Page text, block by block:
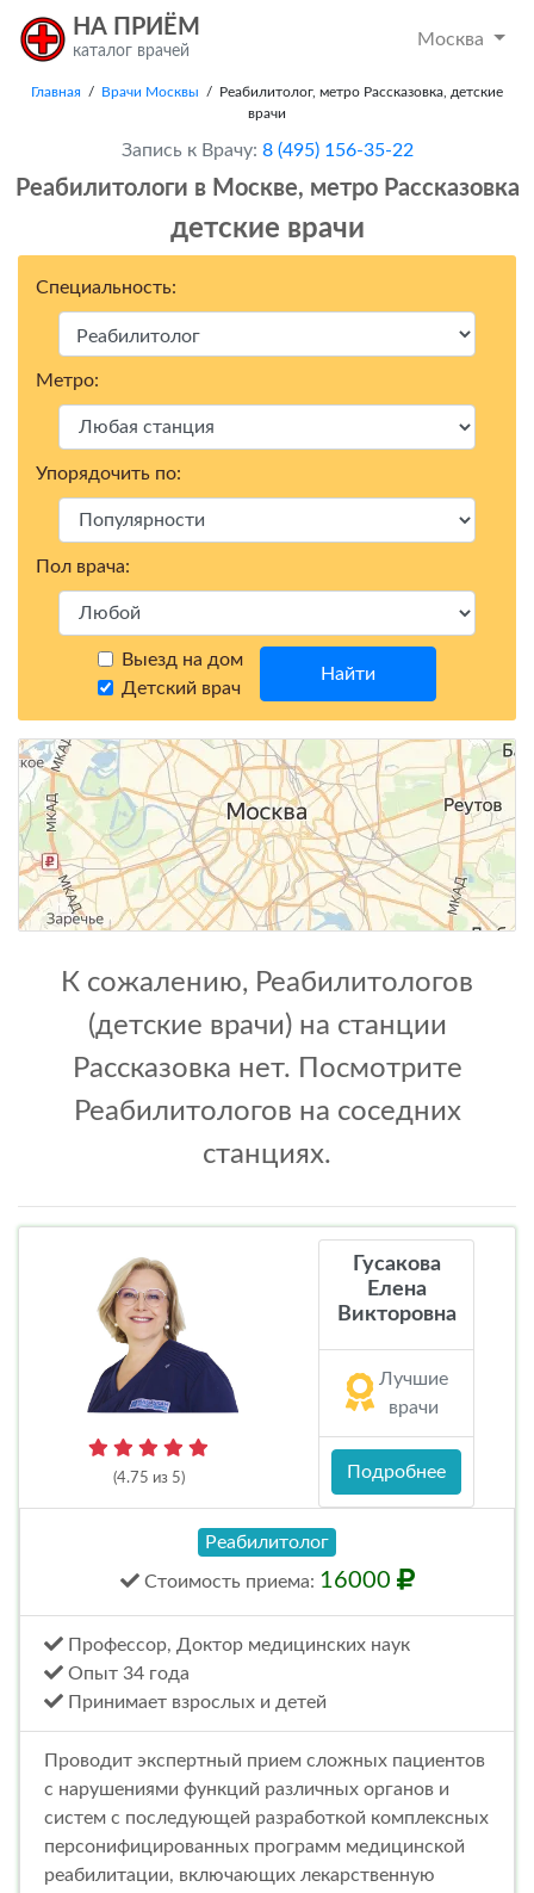
НА ПРИЁМ
каталог врачей
Москва
Главная / Врачи Москвы / Реабилитолог, метро Рассказовка, детские
врачи
Запись к Врачу: 8 (495) 156-35-22
Реабилитологи в Москвe, метро Рассказовка
детские врачи
Специальность:
Метро:
Упорядочить по:
Пол врача:
Выезд на дом
Детский врач
Найти
К сожалению, Реабилитологов
(детские врачи) на станции
Рассказовка нет. Посмотрите
Реабилитологов на соседних
станциях.
(4.75 из 5)
Гусакова
Елена
Викторовна
Лучшие
врачи
Подробнее
Реабилитолог
Стоимость приема: 16000
Профессор, Доктор медицинских наук
Опыт 34 года
Принимает взрослых и детей
Проводит экспертный прием сложных пациентов
с нарушениями функций различных органов и
систем с последующей разработкой комплексных
персонифицированных программ медицинской
реабилитации, включающих лекарственную